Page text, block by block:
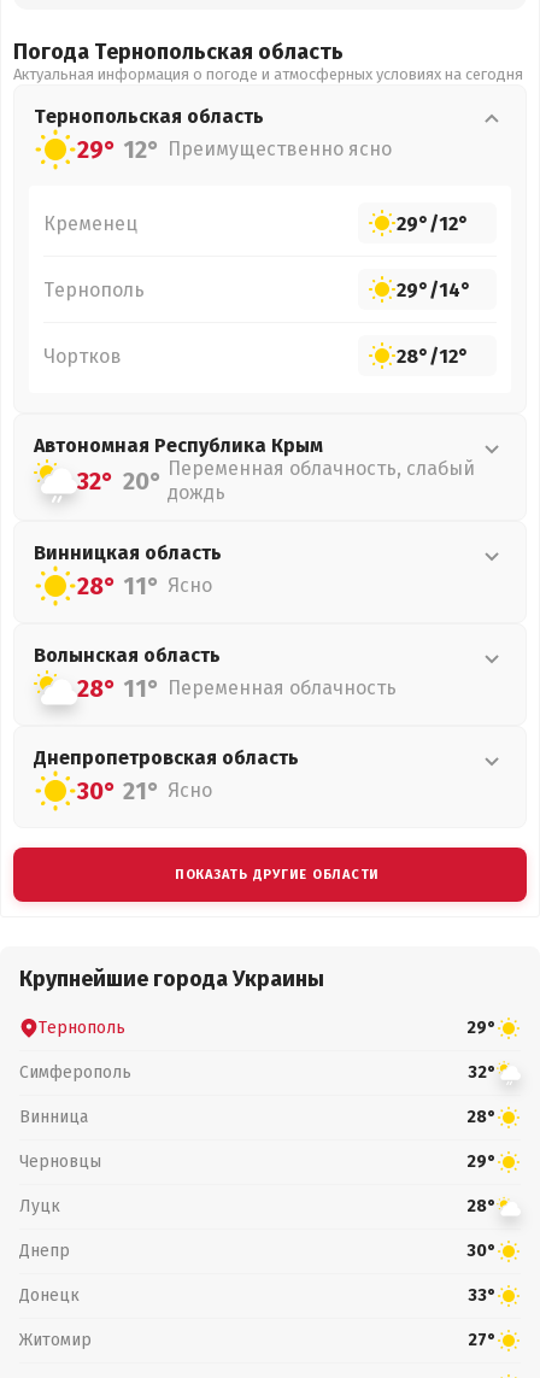
Погода Тернопольская область
Актуальная информация о погоде и атмосферных условиях на сегодня
Тернопольская область
29° 12° Преимущественно ясно
Кременец 29°/12°
Тернополь 29°/14°
Чортков 28°/12°
Автономная Республика Крым
32° 20° Переменная облачность, слабый
дождь
Винницкая область
28° 11° Ясно
Волынская область
28° 11° Переменная облачность
Днепропетровская область
30° 21° Ясно
ПОКАЗАТЬ ДРУГИЕ ОБЛАСТИ
Крупнейшие города Украины
Тернополь 29°
Симферополь 32°
Винница 28°
Черновцы 29°
Луцк 28°
Днепр 30°
Донецк 33°
Житомир 27°